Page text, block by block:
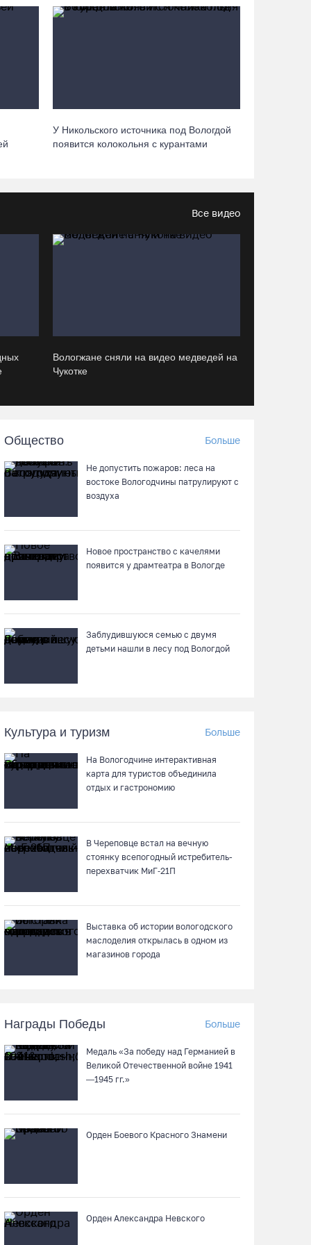
остался без золота космического турнира
«Единая Россия» получила первое место в
офис МФЦ
завершены работы по благоустройству
Осановская роща в Вологде стала
05.08.26 / 16:22
опрокинувшемся под Вытегрой грузовике
В Вологодской области клещи покусали уже
13,4 тысячи человек
05.08.26 / 15:44
Разбившегося водителя кроссового
мотоцикла доставили в Вытегорскую ЦРБ
05.08.26 / 15:25
Ремонт улицы Чернышевского в Вологде
завершат на полгода раньше, чем
В Вологде две сестры из-за замены домофона
Вологжанам предлагают сосчитать на кустах
домовых и полевых воробьев
У Никольского источника под Вологдой
появится колокольня с курантами
Все видео
Вологжане сняли на видео медведей на
Чукотке
Общество Больше
Не допустить пожаров: леса на
востоке Вологодчины патрулируют с
воздуха
Новое пространство с качелями
появится у драмтеатра в Вологде
Заблудившуюся семью с двумя
детьми нашли в лесу под Вологдой
Культура и туризм Больше
На Вологодчине интерактивная
карта для туристов объединила
отдых и гастрономию
В Череповце встал на вечную
стоянку всепогодный истребитель-
перехватчик МиГ‑21П
Выставка об истории вологодского
маслоделия открылась в одном из
магазинов города
Награды Победы Больше
Медаль «За победу над Германией в
Великой Отечественной войне 1941
—1945 гг.»
Орден Боевого Красного Знамени
Орден Александра Невского